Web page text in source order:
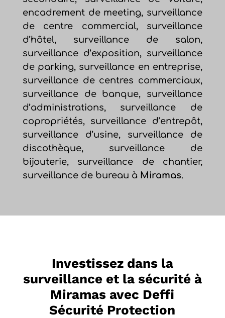
encadrement de meeting, surveillance
de centre commercial, surveillance
d’hôtel, surveillance de salon,
surveillance d’exposition, surveillance
de parking, surveillance en entreprise,
surveillance de centres commerciaux,
surveillance de banque, surveillance
d’administrations, surveillance de
copropriétés, surveillance d’entrepôt,
surveillance d’usine, surveillance de
discothèque, surveillance de
bijouterie, surveillance de chantier,
surveillance de bureau à Miramas.
Investissez dans la
surveillance et la sécurité à
Miramas avec Deffi
Sécurité Protection